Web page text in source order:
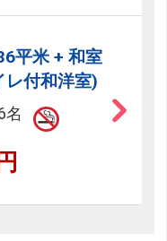
平米 + 和室
付和洋室)
名